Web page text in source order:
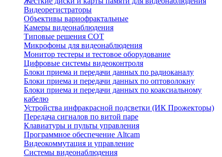
Видеорегистраторы
Объективы вариофрактальные
Камеры видеонаблюдения
Типовые решения СОТ
Микрофоны для видеонаблюдения
Монитор тестеры и тестовое оборудование
Цифровые системы видеоконтроля
Блоки приема и передачи данных по радиоканалу
Блоки приема и передачи данных по оптоволокну
Блоки приема и передачи данных по коаксиальному
кабелю
Устройства инфракрасной подсветки (ИК Прожекторы)
Передача сигналов по витой паре
Клавиатуры и пульты управления
Программное обеспечение Altcam
Видеокоммутация и управление
Системы видеонаблюдения